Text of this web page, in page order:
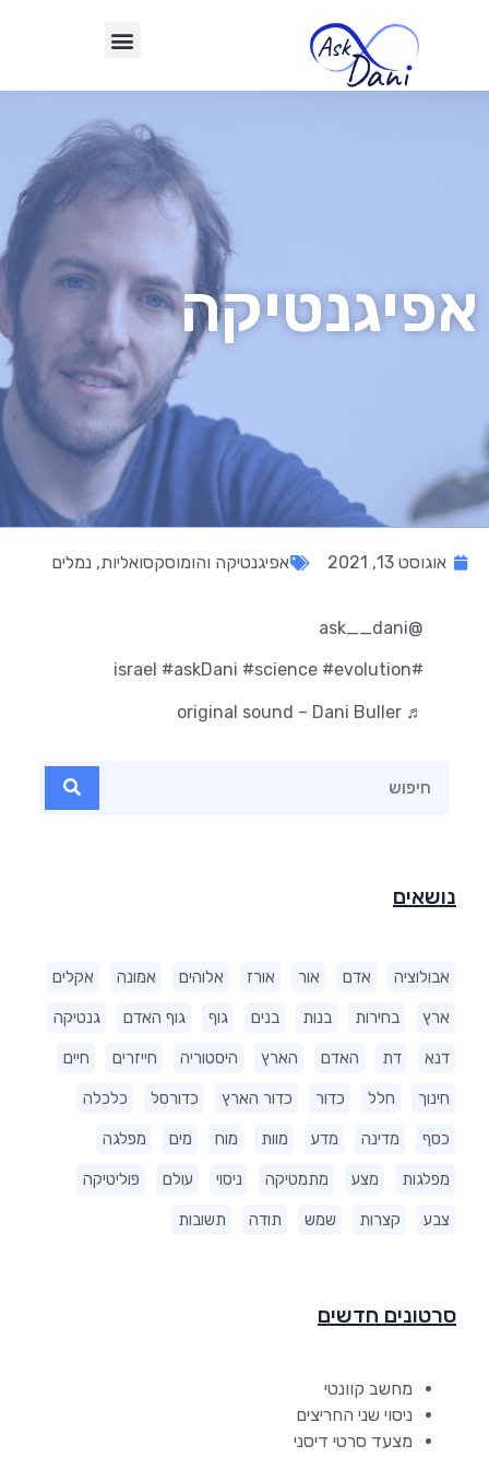
אפיגנטיקה
נושאים
אבולוציה אדם אור אורז אלוהים אמונה אקלים
ארץ בחירות בנות בנים גוף גוף האדם גנטיקה
דנא דת האדם הארץ היסטוריה חייזרים חיים
חינוך חלל כדור כדור הארץ כדורסל כלכלה
כסף מדינה מדע מוות מוח מים מפלגה
מפלגות מצע מתמטיקה ניסוי עולם פוליטיקה
צבע קצרות שמש תודה תשובות
סרטונים חדשים
מחשב קוונטי
ניסוי שני החריצים
מצעד סרטי דיסני
אוגוסט 13, 2021 אפיגנטיקה והומוסקסואליות, נמלים
@ask__dani
#israel
#askDani #science #evolution
♬ original sound – Dani Buller